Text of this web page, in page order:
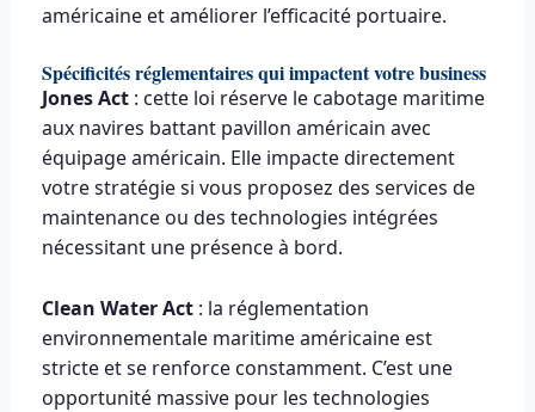
américaine et améliorer l’efficacité portuaire.
Spécificités réglementaires qui impactent votre business
Jones Act : cette loi réserve le cabotage maritime
aux navires battant pavillon américain avec
équipage américain. Elle impacte directement
votre stratégie si vous proposez des services de
maintenance ou des technologies intégrées
nécessitant une présence à bord.
Clean Water Act : la réglementation
environnementale maritime américaine est
stricte et se renforce constamment. C’est une
opportunité massive pour les technologies